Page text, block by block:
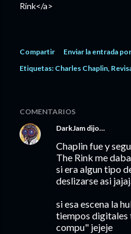
Rink</a>
Compartir
Enviar la entrada
Etiquetas: Charles Chaplin
COMENTARIOS
DarkJam dijo…
Chaplin fue y
The Rink me
si era algun tipo
deslizarse asi
si esa escena la
tiempos digitales
compu" jejeje